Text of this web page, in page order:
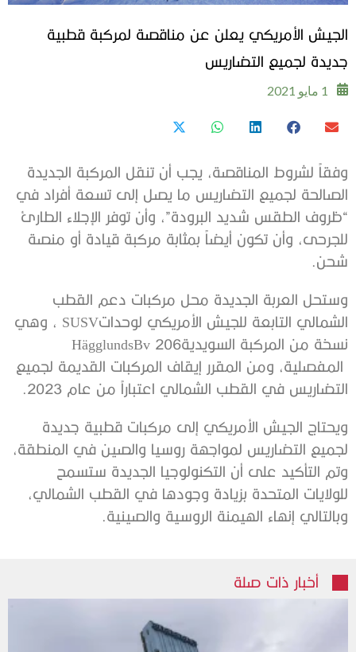
الجيش الأمريكي يعلن عن مناقصة لمركبة قطبية
جديدة لجميع التضاريس
1 مايو 2021
وفقاً لشروط المناقصة، يجب أن تنقل المركبة الجديدة
الصالحة لجميع التضاريس ما يصل إلى تسعة أفراد في
“ظروف الطقس شديد البرودة”، وأن توفر الإجلاء الطارئ
للجرحى، وأن تكون أيضاً بمثابة مركبة قيادة أو منصة
شحن.
وستحل العربة الجديدة محل مركبات دعم القطب
الشمالي التابعة للجيش الأمريكي لوحداتSUSV ، وهي
نسخة من المركبة السويديةHägglundsBv 206
المفصلية، ومن المقرر إيقاف المركبات القديمة لجميع
التضاريس في القطب الشمالي اعتباراً من عام 2023.
ويحتاج الجيش الأمريكي إلى مركبات قطبية جديدة
لجميع التضاريس لمواجهة روسيا والصين في المنطقة،
وتم التأكيد على أن التكنولوجيا الجديدة ستسمح
للولايات المتحدة بزيادة وجودها في القطب الشمالي،
وبالتالي إنهاء الهيمنة الروسية والصينية.
أخبار ذات صلة